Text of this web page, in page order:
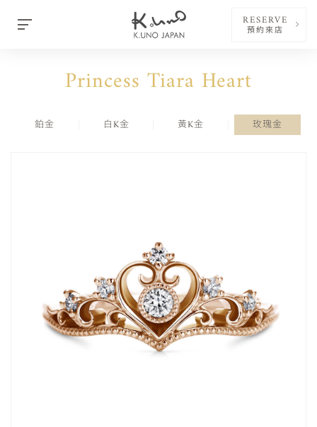
RESERVE
預約來店
Princess Tiara Heart
鉑金 白K金 黃K金 玫瑰金